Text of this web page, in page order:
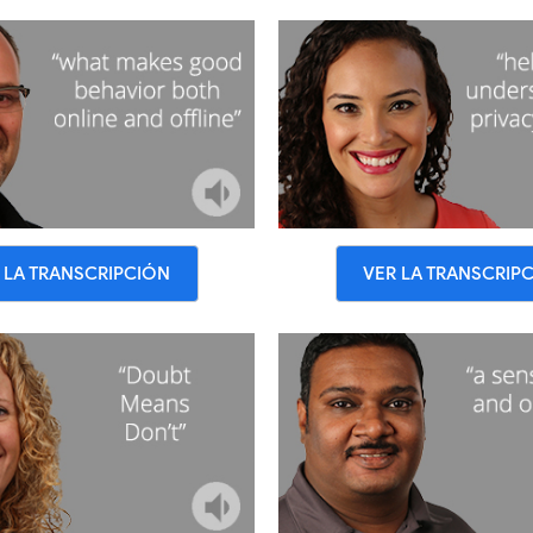
TRANSCRIPCIÓN VER LA